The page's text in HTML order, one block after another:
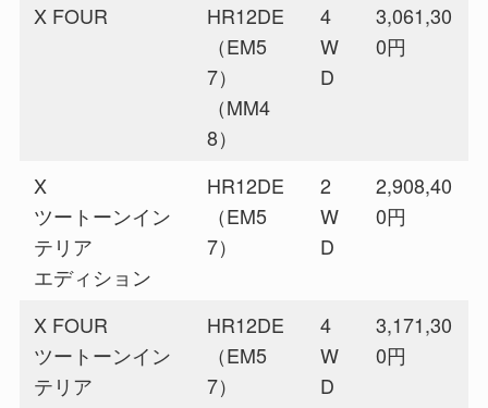
X FOUR
HR12DE
（EM5
7）
（MM4
8）
4
W
D
3,061,30
0円
X
ツートーンイン
テリア
エディション
HR12DE
（EM5
7）
2
W
D
2,908,40
0円
X FOUR
ツートーンイン
テリア
HR12DE
（EM5
7）
4
W
D
3,171,30
0円